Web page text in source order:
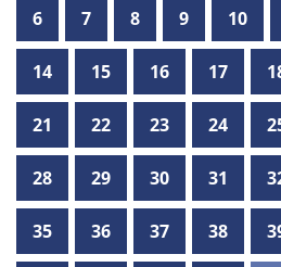
6 7 8 9 10
14 15 16 17
21 22 23 24
28 29 30 31
35 36 37 38